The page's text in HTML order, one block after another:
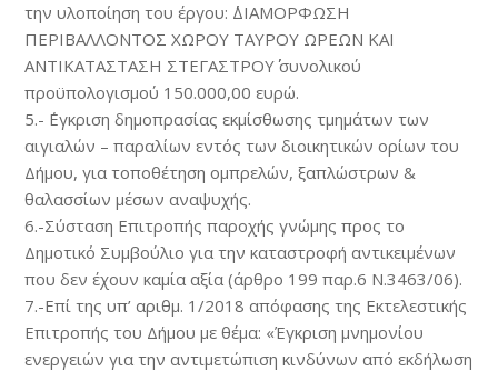
την υλοποίηση του έργου: ΄΄ΔΙΑΜΟΡΦΩΣΗ
ΠΕΡΙΒΑΛΛΟΝΤΟΣ ΧΩΡΟΥ ΤΑΥΡΟΥ ΩΡΕΩΝ ΚΑΙ
ΑΝΤΙΚΑΤΑΣΤΑΣΗ ΣΤΕΓΑΣΤΡΟΥ΄΄ συνολικού
προϋπολογισμού 150.000,00 ευρώ.
5.- ΄Εγκριση δημοπρασίας εκμίσθωσης τμημάτων των
αιγιαλών – παραλίων εντός των διοικητικών ορίων του
Δήμου, για τοποθέτηση ομπρελών, ξαπλώστρων &
θαλασσίων μέσων αναψυχής.
6.-Σύσταση Επιτροπής παροχής γνώμης προς το
Δημοτικό Συμβούλιο για την καταστροφή αντικειμένων
που δεν έχουν καμία αξία (άρθρο 199 παρ.6 Ν.3463/06).
7.-Επί της υπ’ αριθμ. 1/2018 απόφασης της Εκτελεστικής
Επιτροπής του Δήμου με θέμα: «Έγκριση μνημονίου
ενεργειών για την αντιμετώπιση κινδύνων από εκδήλωση